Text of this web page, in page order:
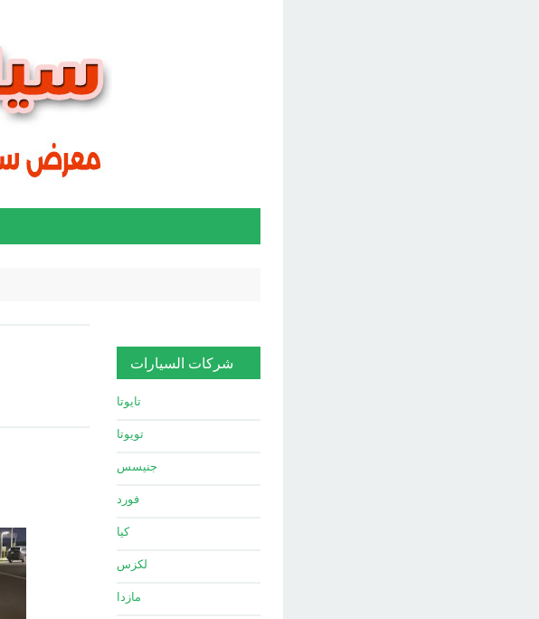
شركات السيارات
تايوتا
تويوتا
جنيسس
فورد
كيا
لكزس
مازدا